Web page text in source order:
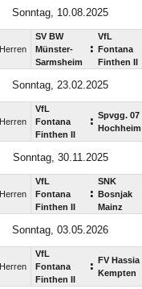
Sonntag, 10.08.2025
Herren
SV BW
Münster-
Sarmsheim
:
VfL
Fontana
Finthen II
Sonntag, 23.02.2025
Herren
VfL
Fontana
Finthen II
: Spvgg. 07
Hochheim
Sonntag, 30.11.2025
Herren
VfL
Fontana
Finthen II
:
SNK
Bosnjak
Mainz
Sonntag, 03.05.2026
Herren
VfL
Fontana
Finthen II
:
FV Hassia
Kempten